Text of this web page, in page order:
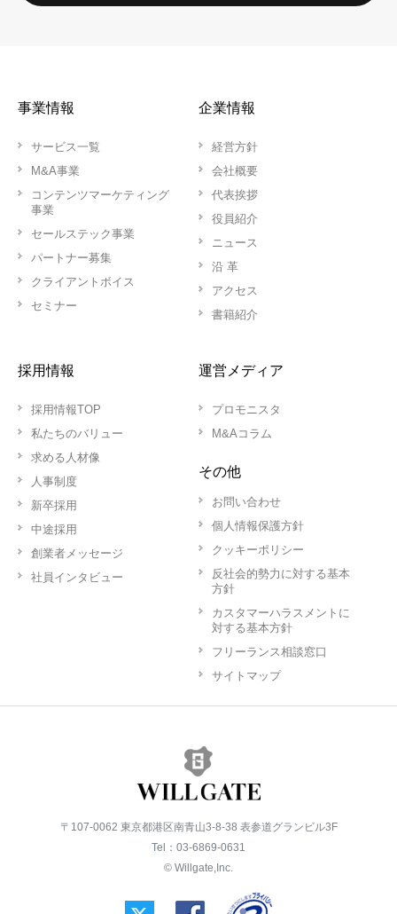
事業情報
サービス一覧
M&A事業
コンテンツマーケティング
事業
セールステック事業
パートナー募集
クライアントボイス
セミナー
企業情報
経営方針
会社概要
代表挨拶
役員紹介
ニュース
沿 革
アクセス
書籍紹介
採用情報
採用情報TOP
私たちのバリュー
求める人材像
人事制度
新卒採用
中途採用
創業者メッセージ
社員インタビュー
運営メディア
プロモニスタ
M&Aコラム
その他
お問い合わせ
個人情報保護方針
クッキーポリシー
反社会的勢力に対する基本
方針
カスタマーハラスメントに
対する基本方針
フリーランス相談窓口
サイトマップ
〒107-0062 東京都港区南青山3-8-38 表参道グランビル3F
Tel：03-6869-0631
© Willgate,Inc.